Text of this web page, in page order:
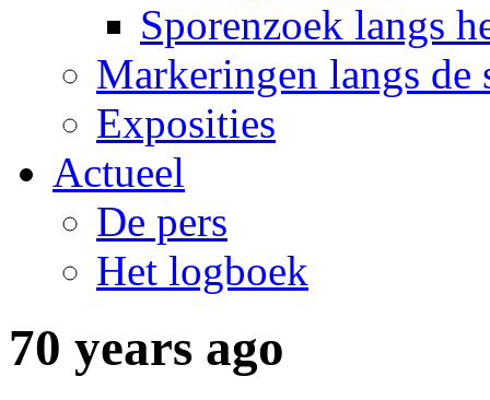
Sporenzoek langs
Markeringen langs
Exposities
Actueel
De pers
Het logboek
70 years ago